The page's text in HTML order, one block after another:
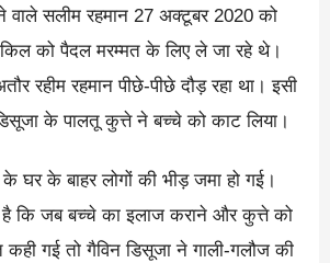
वाले सलीम रहमान 27 अक्टूबर 2020 को
को पैदल मरम्मत के लिए ले जा रहे थे।
रहीम रहमान पीछे-पीछे दौड़ रहा था। इसी
के पालतू कुत्ते ने बच्चे को काट लिया।
घर के बाहर लोगों की भीड़ जमा हो गई।
है कि जब बच्चे का इलाज कराने और कुत्ते को
गई तो गैविन डिसूजा ने गाली-गलौज की